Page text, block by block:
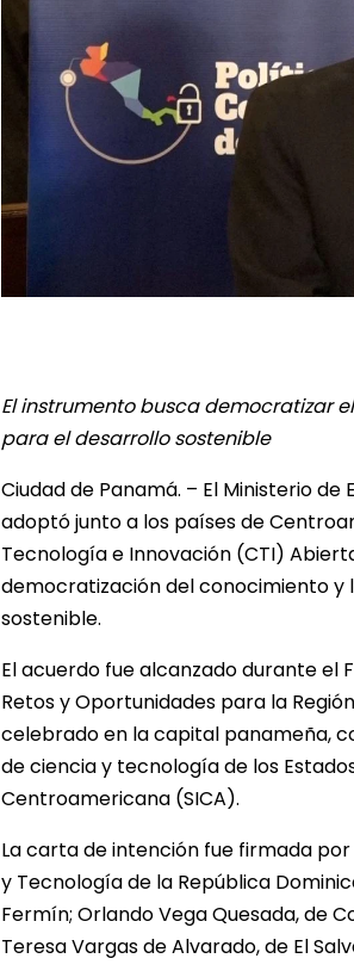
El instrumento busca democratizar
para el desarrollo sostenible
Ciudad de Panamá. – El Ministerio
adoptó junto a los países de
Tecnología e Innovación (CTI)
democratización del conocimiento
sostenible.
El acuerdo fue alcanzado durante el
Retos y Oportunidades para la
celebrado en la capital panameña,
de ciencia y tecnología de los
Centroamericana (SICA).
La carta de intención fue firmada
y Tecnología de la República
Fermín; Orlando Vega Quesada, de
Teresa Vargas de Alvarado, de El